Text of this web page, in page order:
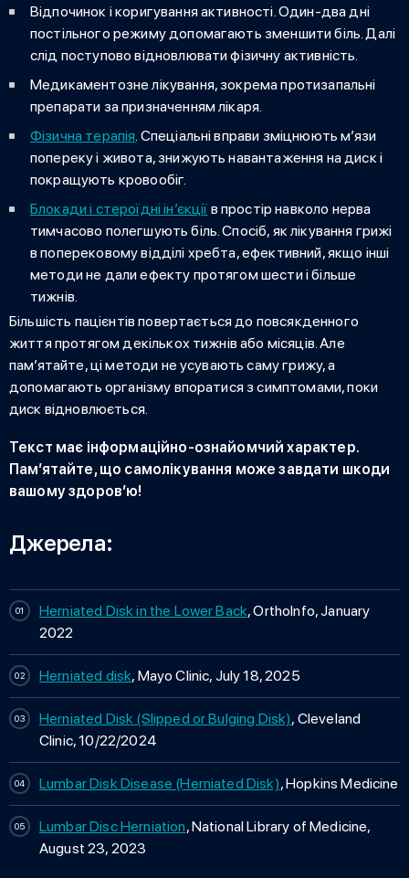
Відпочинок і коригування активності. Один-два дні
постільного режиму допомагають зменшити біль. Далі
слід поступово відновлювати фізичну активність.
Медикаментозне лікування, зокрема протизапальні
препарати за призначенням лікаря.
Фізична терапія. Спеціальні вправи зміцнюють м’язи
попереку і живота, знижують навантаження на диск і
покращують кровообіг.
Блокади і стероїдні ін’єкції в простір навколо нерва
тимчасово полегшують біль. Спосіб, яклікування грижі
в поперековому відділі хребта, ефективний, якщо інші
методи не дали ефекту протягом шести і більше
тижнів.
Більшість пацієнтів повертається до повсякденного
життя протягом декількох тижнів або місяців. Але
пам’ятайте, ці методи не усувають саму грижу, а
допомагають організму впоратися з симптомами, поки
диск відновлюється.
Текст має інформаційно-ознайомчий характер.
Пам’ятайте, що самолікування може завдати шкоди
вашому здоров’ю!
Джерела:
Herniated Disk in the Lower Back, OrthoInfo, January
2022
Herniated disk, Mayo Clinic, July 18, 2025
Herniated Disk (Slipped or Bulging Disk), Cleveland
Clinic, 10/22/2024
Lumbar Disk Disease (Herniated Disk), Hopkins Medicine
Lumbar Disc Herniation, National Library of Medicine,
August 23, 2023